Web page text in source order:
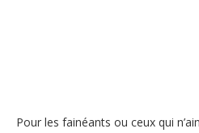
Pour les fainéants ou ceux qui